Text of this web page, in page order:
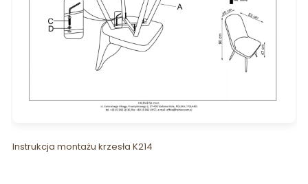
Instrukcja montażu krzesła K214